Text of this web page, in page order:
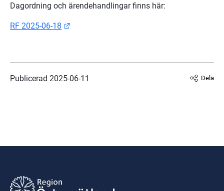
Dagordning och ärendehandlingar finns här:
RF 2025-06-18
Publicerad 2025-06-11 Dela